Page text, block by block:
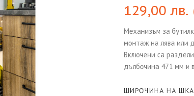
129,00 лв.
Механизъм за
монтаж на лява или
Включени са
дълбочина 471 мм и
ШИРОЧИНА НА